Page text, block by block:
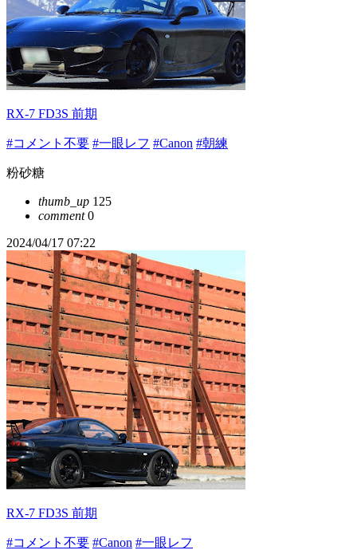
RX-7 FD3S 前期
#コメント不要 #一眼レフ #Canon #朝練
粉砂糖
thumb_up 125
comment0
2024/04/17 07:22
RX-7 FD3S 前期
#コメント不要 #Canon #一眼レフ